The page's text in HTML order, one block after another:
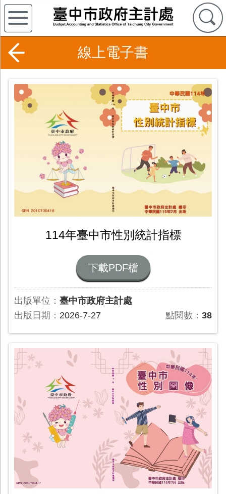
線上電子書
114年臺中市性別統計指標
下載PDF檔
出版單位： 臺中市政府主計處
出版日期： 2026-7-27 點閱數：38